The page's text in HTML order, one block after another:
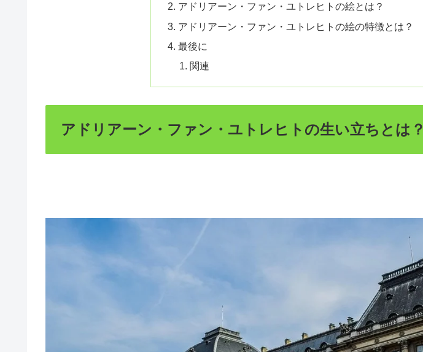
アドリアーン・ファン・ユトレヒトの絵とは？
アドリアーン・ファン・ユトレヒトの絵の特徴とは？
最後に
関連
アドリアーン・ファン・ユトレヒトの生い立ちとは？